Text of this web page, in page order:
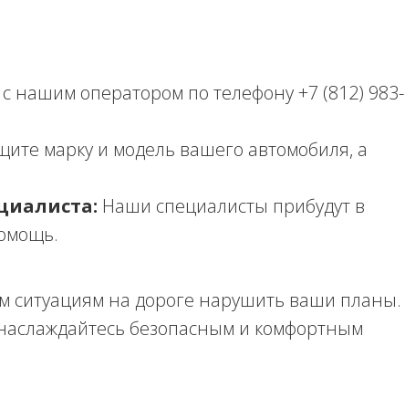
нашим оператором по телефону +7 (812) 983-
марку и модель вашего автомобиля, а
Наши специалисты прибудут в
ситуациям на дороге нарушить ваши планы.
безопасным и комфортным